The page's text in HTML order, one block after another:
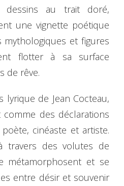
dessins au trait doré,
une vignette poétique
mythologiques et figures
flotter à sa surface
de rêve.
lyrique de Jean Cocteau,
des déclarations
cinéaste et artiste.
travers des volutes de
métamorphosent et se
entre désir et souvenir